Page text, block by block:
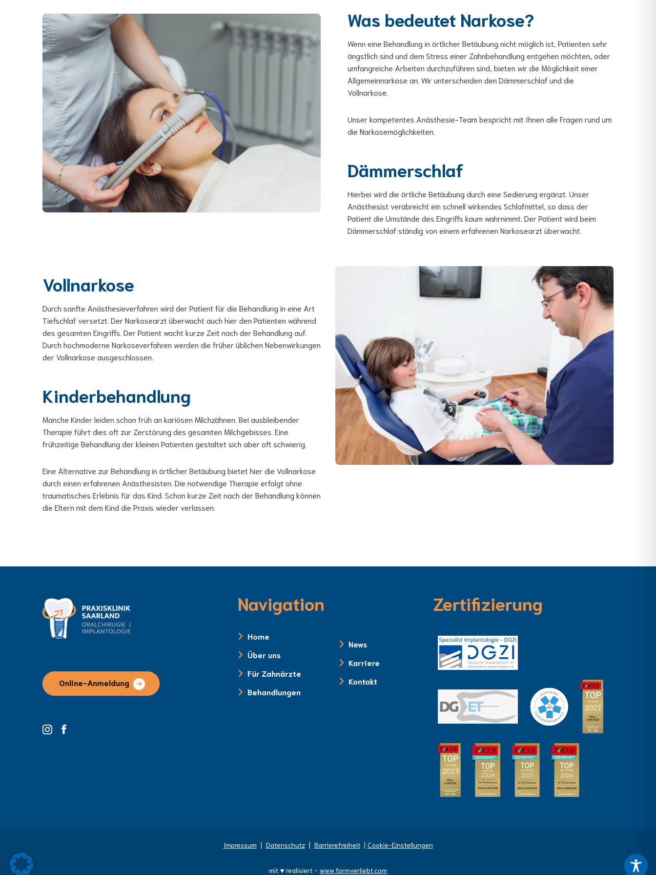
Was bedeutet Narkose?
Wenn eine Behandlung in örtlicher Betäubung nicht möglich ist, Patienten sehr
ängstlich sind und dem Stress einer Zahnbehandlung entgehen möchten, oder
umfangreiche Arbeiten durchzuführen sind, bieten wir die Möglichkeit einer
Allgemeinnarkose an. Wir unterscheiden den Dämmerschlaf und die
Vollnarkose.
Unser kompetentes Anästhesie-Team bespricht mit Ihnen alle Fragen rund um
die Narkosemöglichkeiten.
Dämmerschlaf
Hierbei wird die örtliche Betäubung durch eine Sedierung ergänzt. Unser
Anästhesist verabreicht ein schnell wirkendes Schlafmittel, so dass der
Patient die Umstände des Eingriffs kaum wahrnimmt. Der Patient wird beim
Dämmerschlaf ständig von einem erfahrenen Narkosearzt überwacht.
Vollnarkose
Durch sanfte Anästhesieverfahren wird der Patient für die Behandlung in eine Art
Tiefschlaf versetzt. Der Narkosearzt überwacht auch hier den Patienten während
des gesamten Eingriffs. Der Patient wacht kurze Zeit nach der Behandlung auf.
Durch hochmoderne Narkoseverfahren werden die früher üblichen Nebenwirkungen
der Vollnarkose ausgeschlossen.
Kinderbehandlung
Manche Kinder leiden schon früh an kariösen Milchzähnen. Bei ausbleibender
Therapie führt dies oft zur Zerstörung des gesamten Milchgebisses. Eine
frühzeitige Behandlung der kleinen Patienten gestaltet sich aber oft schwierig.
Eine Alternative zur Behandlung in örtlicher Betäubung bietet hier die Vollnarkose
durch einen erfahrenen Anästhesisten. Die notwendige Therapie erfolgt ohne
traumatisches Erlebnis für das Kind. Schon kurze Zeit nach der Behandlung können
die Eltern mit dem Kind die Praxis wieder verlassen.
Online-Anmeldung
Navigation
Home
Über uns
Für Zahnärzte
Behandlungen
News
Karriere
Kontakt
Zertifizierung
Impressum | Datenschutz| Barrierefreiheit| Cookie-Einstellungen
mit ♥ realisiert - www.formverliebt.com